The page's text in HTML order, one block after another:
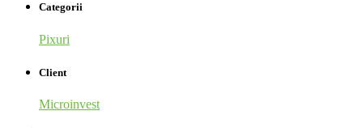
Categorii
Pixuri
Client
Microinvest